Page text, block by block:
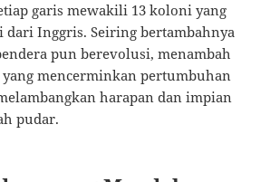
garis mewakili 13 koloni yang
dari Inggris. Seiring bertambahnya
pun berevolusi, menambah
mencerminkan pertumbuhan
harapan dan impian
pudar.